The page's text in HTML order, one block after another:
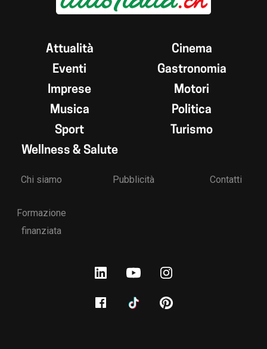
Attualità
Cinema
Eventi
Gastronomia
Imprese
Motori
Musica
Politica
Sport
Turismo
Wellness & Salute
Chi siamo Pubblicità Contatti
Formazione
finanziata